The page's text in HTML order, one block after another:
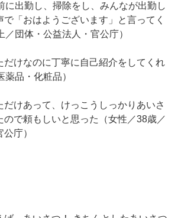
に出勤し、掃除をし、みんなが出勤し
「おはようございます」と言ってく
／団体・公益法人・官公庁）
だけなのに丁寧に自己紹介をしてくれ
品・化粧品）
だけあって、けっこうしっかりあいさ
ので頼もしいと思った（女性／38歳／
庁）